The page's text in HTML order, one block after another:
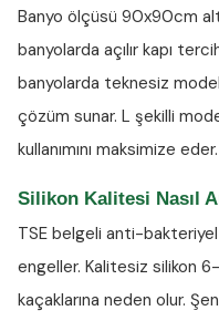
Banyo ölçüsü 90x90cm
banyolarda açılır kapı
banyolarda teknesiz
çözüm sunar. L şekilli
kullanımını maksimize eder.
Silikon Kalitesi Nasıl
TSE belgeli anti-bakteriyel
engeller. Kalitesiz silikon
kaçaklarına neden olur.